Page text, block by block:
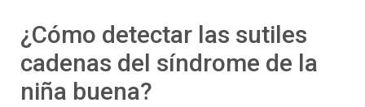
¿Cómo detectar las sutiles
cadenas del síndrome de la
niña buena?